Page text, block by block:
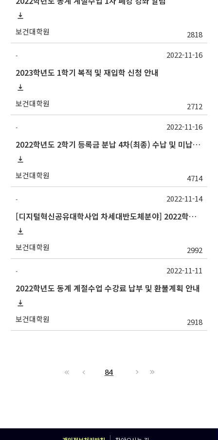
보건대학원 2818
-
2023학년도 1학기 복적 및 재입학 신청 안내
보건대학원 2712
2022-11-16
-
2022학년도 2학기 등록금 분납 4차(최종) 수납 및 미납자 제적 예정 안내
보건대학원 4714
2022-11-16
-
[디지털혁신공유대학사업 차세대반도체분야] 2022학년도 중앙대학교 동계 계절수업 교류 수학 안내
보건대학원 2992
2022-11-14
-
2022학년도 동계 계절수업 수강료 납부 및 환불계획 안내
보건대학원 2918
2022-11-11
84